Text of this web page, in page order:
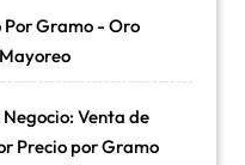
Por Gramo - Oro
Venta de
Precio por Gramo